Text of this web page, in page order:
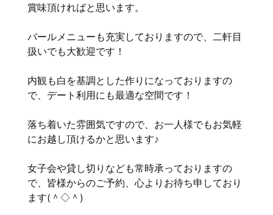
賞味頂ければと思います。
バールメニューも充実しておりますので、二軒目
扱いでも大歓迎です！
内観も白を基調とした作りになっておりますの
で、デート利用にも最適な空間です！
落ち着いた雰囲気ですので、お一人様でもお気軽
にお越し頂けるかと思います♪
女子会や貸し切りなども常時承っておりますの
で、皆様からのご予約、心よりお待ち申しており
ます(＾◇＾)